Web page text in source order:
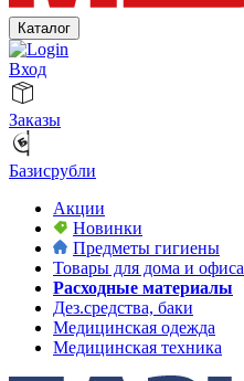
Каталог
Вход
Заказы
Базисрубли
Акции
Новинки
Предметы гигиены
Товары для дома и офиса
Расходные материалы
Дез.средства, баки
Медицинская одежда
Медицинская техника